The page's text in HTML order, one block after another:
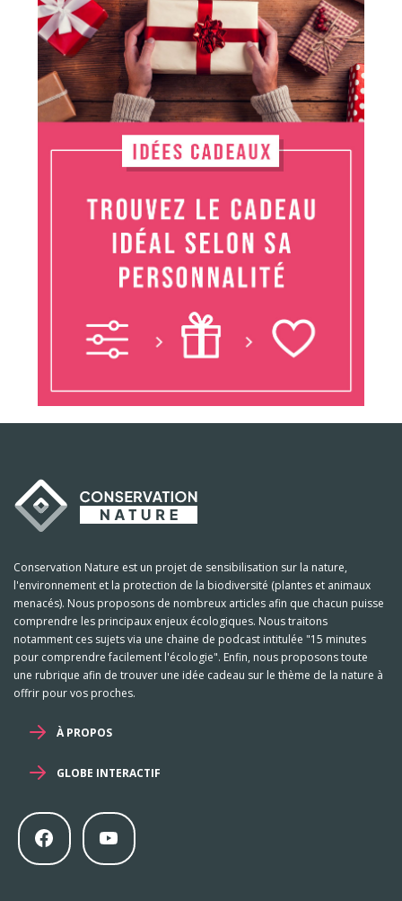
Conservation Nature est un projet de sensibilisation sur la nature,
l'environnement et la protection de la biodiversité (plantes et animaux
menacés). Nous proposons de nombreux articles afin que chacun puisse
comprendre les principaux enjeux écologiques. Nous traitons
notamment ces sujets via une chaine de podcast intitulée "15 minutes
pour comprendre facilement l'écologie". Enfin, nous proposons toute
une rubrique afin de trouver une idée cadeau sur le thème de la nature à
offrir pour vos proches.
À PROPOS
GLOBE INTERACTIF